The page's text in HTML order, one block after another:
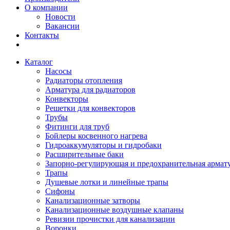
О компании
Новости
Вакансии
Контакты
Каталог
Насосы
Радиаторы отопления
Арматура для радиаторов
Конвекторы
Решетки для конвекторов
Трубы
Фитинги для труб
Бойлеры косвенного нагрева
Гидроаккумуляторы и гидробаки
Расширительные баки
Запорно-регулирующая и предохранительная
Трапы
Душевые лотки и линейные трапы
Сифоны
Канализационные затворы
Канализационные воздушные клапаны
Ревизии прочистки для канализации
Воронки